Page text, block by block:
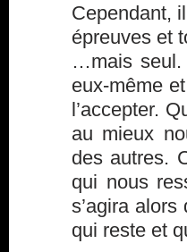
Cependant,
épreuves et
…mais seul.
eux-même
l’accepter.
au mieux
des autres.
qui nous
s’agira
qui reste et